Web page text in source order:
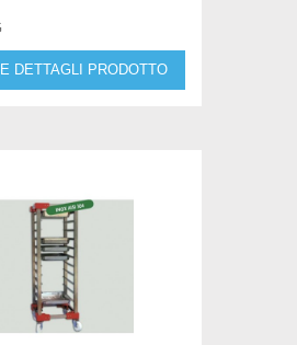
DETTAGLI PRODOTTO